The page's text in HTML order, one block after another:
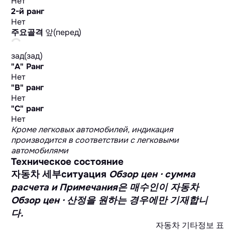
2-й ранг
Нет
주요골격 앞(перед)
зад(зад)
"А" Ранг
Нет
"B" ранг
Нет
"C" ранг
Нет
Кроме легковых автомобилей, индикация
производится в соответствии с легковыми
автомобилями
Техническое состояние
자동차 세부ситуация Обзор цен · сумма
расчета и Примечания은 매수인이 자동차
Обзор цен · 산정을 원하는 경우에만 기재합니
다.
자동차 기타정보 표